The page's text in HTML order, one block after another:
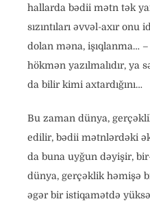
hallarda bədii mətn tək
sızıntıları əvvəl-axır
dolan məna, işıqlanma…
hökmən yazılmalıdır, ya
da bilir kimi axtardığını…
Bu zaman dünya,
edilir, bədii mətnlərdəki
da buna uyğun dəyişir,
dünya, gerçəklik həmişə
əgər bir istiqamətdə